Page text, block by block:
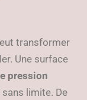
transformer
Une surface
pression
limite. De